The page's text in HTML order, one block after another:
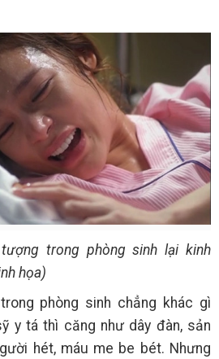
trong phòng sinh lại kinh
họa)
phòng sinh chẳng khác gì
y tá thì căng như dây đàn, sản
hét, máu me be bét. Nhưng